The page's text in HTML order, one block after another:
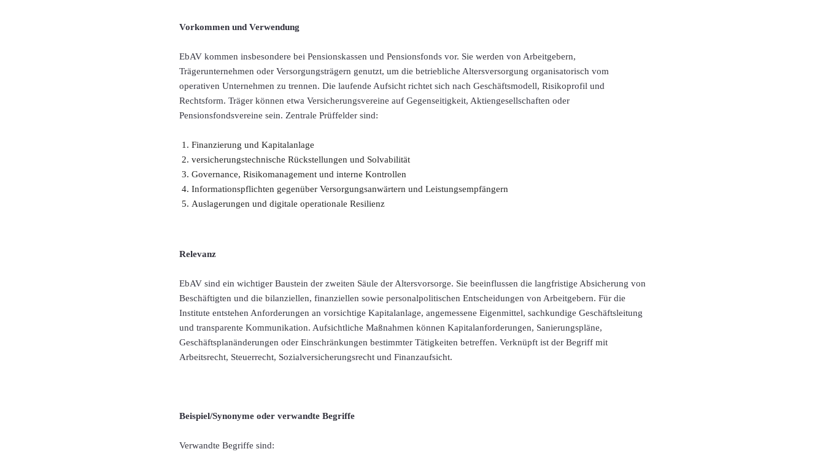
Vorkommen und Verwendung
EbAV kommen insbesondere bei Pensionskassen und Pensionsfonds vor. Sie werden von Arbeitgebern,
Trägerunternehmen oder Versorgungsträgern genutzt, um die betriebliche Altersversorgung organisatorisch vom
operativen Unternehmen zu trennen. Die laufende Aufsicht richtet sich nach Geschäftsmodell, Risikoprofil und
Rechtsform. Träger können etwa Versicherungsvereine auf Gegenseitigkeit, Aktiengesellschaften oder
Pensionsfondsvereine sein. Zentrale Prüffelder sind:
Finanzierung und Kapitalanlage
versicherungstechnische Rückstellungen und Solvabilität
Governance, Risikomanagement und interne Kontrollen
Informationspflichten gegenüber Versorgungsanwärtern und Leistungsempfängern
Auslagerungen und digitale operationale Resilienz
Relevanz
EbAV sind ein wichtiger Baustein der zweiten Säule der Altersvorsorge. Sie beeinflussen die langfristige Absicherung von
Beschäftigten und die bilanziellen, finanziellen sowie personalpolitischen Entscheidungen von Arbeitgebern. Für die
Institute entstehen Anforderungen an vorsichtige Kapitalanlage, angemessene Eigenmittel, sachkundige Geschäftsleitung
und transparente Kommunikation. Aufsichtliche Maßnahmen können Kapitalanforderungen, Sanierungspläne,
Geschäftsplanänderungen oder Einschränkungen bestimmter Tätigkeiten betreffen. Verknüpft ist der Begriff mit
Arbeitsrecht, Steuerrecht, Sozialversicherungsrecht und Finanzaufsicht.
Beispiel/Synonyme oder verwandte Begriffe
Verwandte Begriffe sind: